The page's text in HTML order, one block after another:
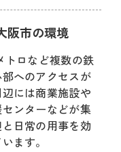
阪市の環境
トロなど複数の鉄
へのアクセスが
には商業施設や
ンターなどが集
日常の用事を効
ます。